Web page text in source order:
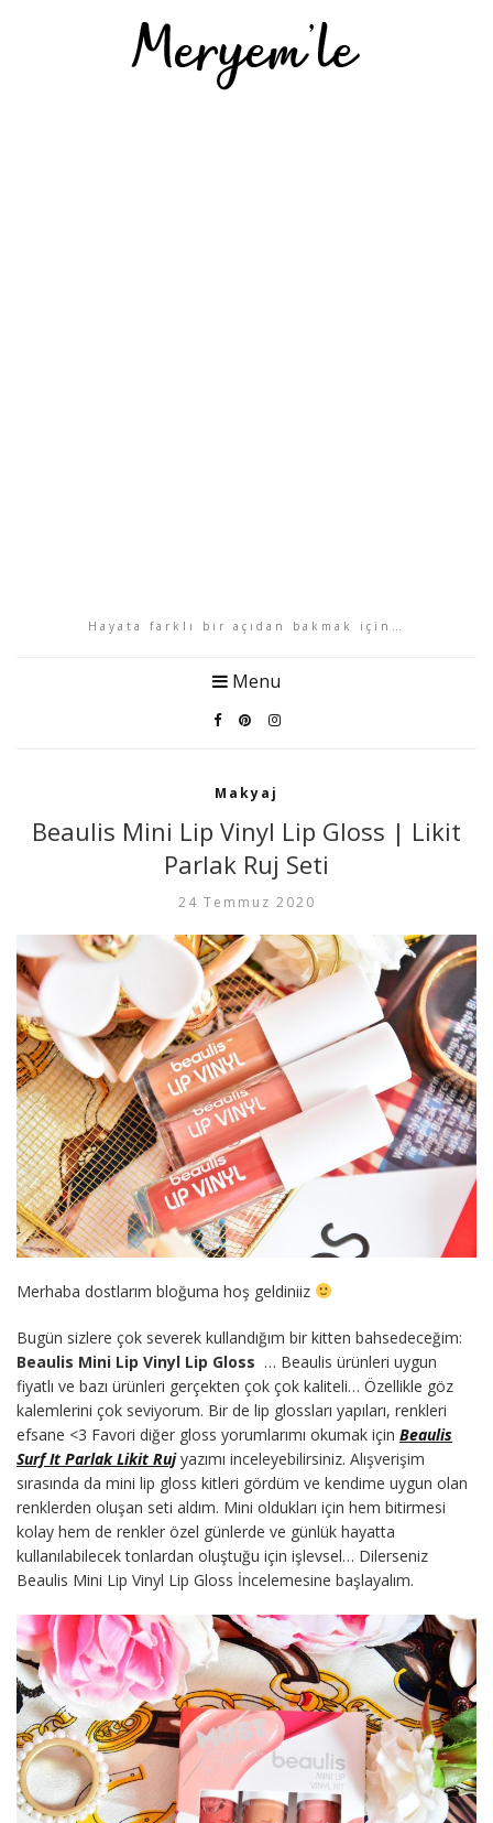
Hayata farklı bir açıdan bakmak için…
Menu
Makyaj
Beaulis Mini Lip Vinyl Lip Gloss | Likit
Parlak Ruj Seti
24 Temmuz 2020
Merhaba dostlarım bloğuma hoş geldiniiz
Bugün sizlere çok severek kullandığım bir kitten bahsedeceğim:
Beaulis Mini Lip Vinyl Lip Gloss … Beaulis ürünleri uygun
fiyatlı ve bazı ürünleri gerçekten çok çok kaliteli… Özellikle göz
kalemlerini çok seviyorum. Bir de lip glossları yapıları, renkleri
efsane <3 Favori diğer gloss yorumlarımı okumak için Beaulis
Surf It Parlak Likit Rujyazımı inceleyebilirsiniz. Alışverişim
sırasında da mini lip gloss kitleri gördüm ve kendime uygun olan
renklerden oluşan seti aldım. Mini oldukları için hem bitirmesi
kolay hem de renkler özel günlerde ve günlük hayatta
kullanılabilecek tonlardan oluştuğu için işlevsel… Dilerseniz
Beaulis Mini Lip Vinyl Lip Gloss İncelemesine başlayalım.